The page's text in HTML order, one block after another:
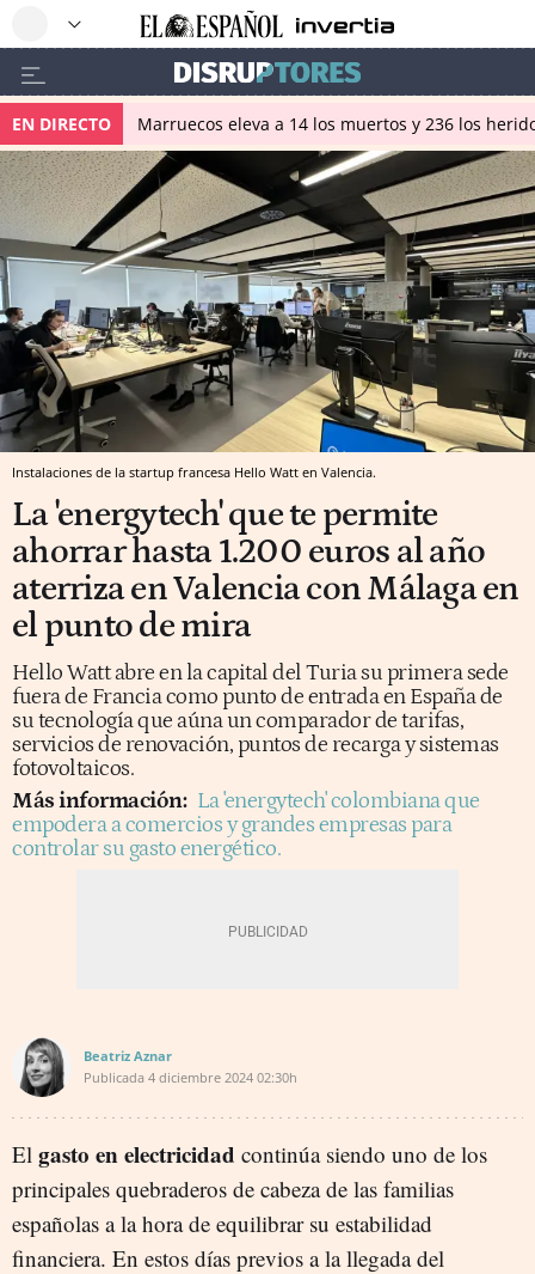
EN DIRECTO Marruecos eleva a 14 los muertos y 236 los
Instalaciones de la startup francesa Hello Watt en Valencia.
La 'energytech' que te permite
ahorrar hasta 1.200 euros al año
aterriza en Valencia con Málaga en
el punto de mira
Hello Watt abre en la capital del Turia su primera sede
fuera de Francia como punto de entrada en España de
su tecnología que aúna un comparador de tarifas,
servicios de renovación, puntos de recarga y sistemas
fotovoltaicos.
Más información: La 'energytech' colombiana que
empodera a comercios y grandes empresas para
controlar su gasto energético.
Beatriz Aznar
Publicada 4 diciembre 2024 02:30h
El gasto en electricidad continúa siendo uno de los
principales quebraderos de cabeza de las familias
españolas a la hora de equilibrar su estabilidad
financiera. En estos días previos a la llegada del